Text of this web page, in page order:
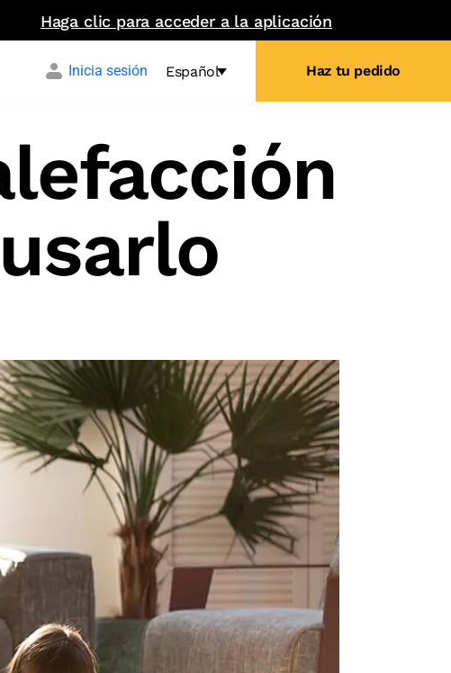
Haga clic para acceder a la aplicación
Inicia sesión Español Haz tu pedido